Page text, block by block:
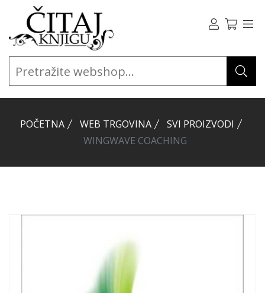
POČETNA WEB TRGOVINA
SVI PROIZVODI
WINGWAVE COACHING